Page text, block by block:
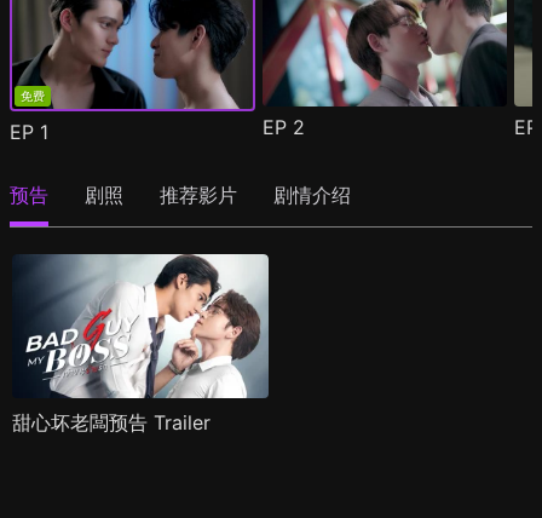
免费
EP 1 EP 2
预告 剧照 推荐影片 剧情介绍
甜心坏老闆预告 Trailer